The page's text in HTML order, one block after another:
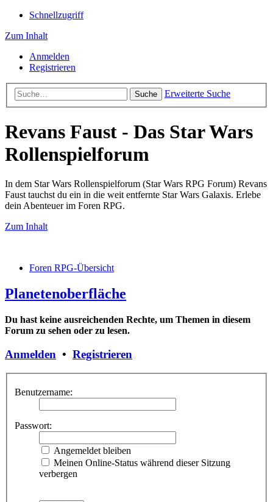
Schnellzugriff
Zum Inhalt
Anmelden
Registrieren
Suche Erweiterte Suche
Revans Faust - Das Star Wars
Rollenspielforum
In dem Star Wars Rollenspielforum (Star Wars RPG Forum) Revans
Faust tauchst du ein in die weit entfernte Star Wars Galaxis. Erlebe
dein Abenteuer im Foren RPG.
Zum Inhalt
Foren RPG-Übersicht
Planetenoberfläche
Du hast keine ausreichenden Rechte, um Themen in diesem
Forum zu sehen oder zu lesen.
Anmelden • Registrieren
Benutzername:
Passwort:
Angemeldet bleiben
Meinen Online-Status während dieser Sitzung
verbergen